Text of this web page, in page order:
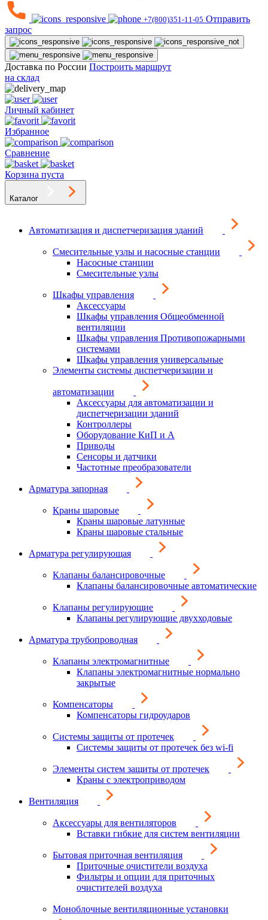
+7(800)351-11-05 Отправить
запрос
Доставка по России Построить маршрут
на склад
Личный кабинет
Избранное
Сравнение
Корзина пуста
Каталог
Автоматизация и диспетчеризация зданий
Смесительные узлы и насосные станции
Насосные станции
Смесительные узлы
Шкафы управления
Аксессуары
Шкафы управления Общеобменной
вентиляции
Шкафы управления Противопожарными
системами
Шкафы управления универсальные
Элементы системы диспетчеризации и
автоматизации
Аксессуары для автоматизации и
диспетчеризации зданий
Контроллеры
Оборудование КиП и А
Приводы
Сенсоры и датчики
Частотные преобразователи
Арматура запорная
Краны шаровые
Краны шаровые латунные
Краны шаровые стальные
Арматура регулирующая
Клапаны балансировочные
Клапаны балансировочные автоматические
Клапаны регулирующие
Клапаны регулирующие двухходовые
Арматура трубопроводная
Клапаны электромагнитные
Клапаны электромагнитные нормально
закрытые
Компенсаторы
Компенсаторы гидроударов
Системы защиты от протечек
Системы защиты от протечек без wi-fi
Элементы систем защиты от протечек
Краны с электроприводом
Вентиляция
Аксессуары для вентиляторов
Вставки гибкие для систем вентиляции
Бытовая приточная вентиляция
Приточные очистители воздуха
Фильтры и опции для приточных
очистителей воздуха
Моноблочные вентиляционные установки